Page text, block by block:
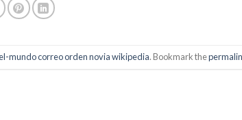
mundo correo orden novia wikipedia. Bookmark the